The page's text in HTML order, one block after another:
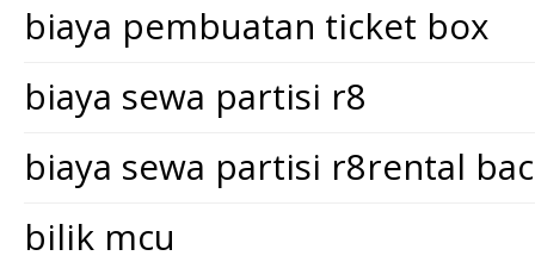
biaya pembuatan ticket box
biaya sewa partisi r8
biaya sewa partisi r8rental
bilik mcu